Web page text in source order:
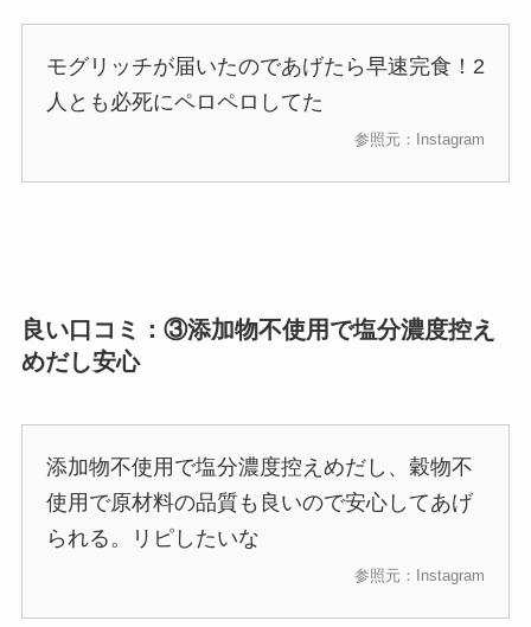
モグリッチが届いたのであげたら早速完食！2
人とも必死にペロペロしてた
参照元：Instagram
良い口コミ：③添加物不使用で塩分濃度控え
めだし安心
添加物不使用で塩分濃度控えめだし、穀物不
使用で原材料の品質も良いので安心してあげ
られる。リピしたいな
参照元：Instagram